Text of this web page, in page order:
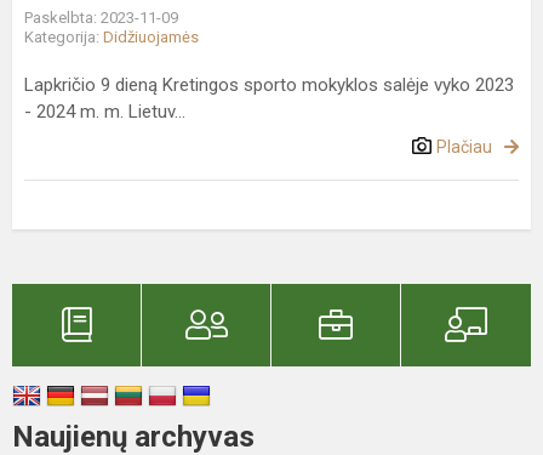
Paskelbta: 2023-11-09
Kategorija: Didžiuojamės
Lapkričio 9 dieną Kretingos sporto mokyklos salėje vyko 2023
- 2024 m. m. Lietuv...
Plačiau
Naujienų archyvas